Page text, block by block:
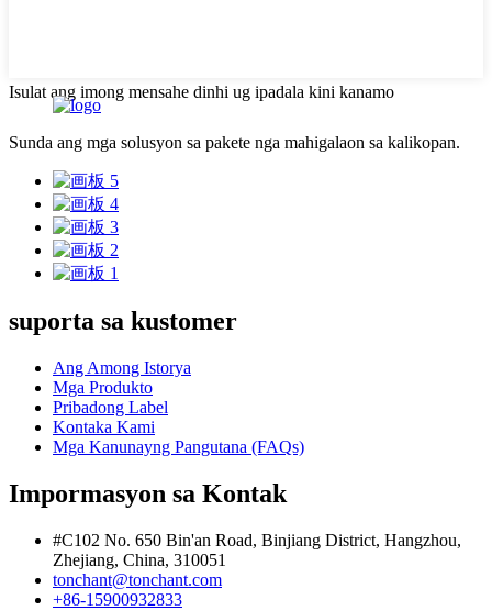
Isulat ang imong mensahe dinhi ug ipadala kini kanamo
Sunda ang mga solusyon sa pakete nga mahigalaon sa kalikopan.
suporta sa kustomer
Ang Among Istorya
Mga Produkto
Pribadong Label
Kontaka Kami
Mga Kanunayng Pangutana (FAQs)
Impormasyon sa Kontak
#C102 No. 650 Bin'an Road, Binjiang District, Hangzhou,
Zhejiang, China, 310051
tonchant@tonchant.com
+86-15900932833